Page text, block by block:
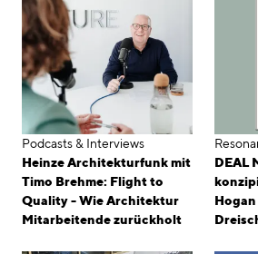
Podcasts & Interviews
Heinze Architekturfunk mit
Timo Brehme: Flight to
Quality - Wie Architektur
Mitarbeitende zurückholt
DEAL